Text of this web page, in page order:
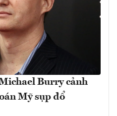
Burry cảnh
Mỹ sụp đổ